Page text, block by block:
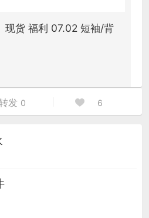
现货 福利 07.02 短袖/背
发 0 6